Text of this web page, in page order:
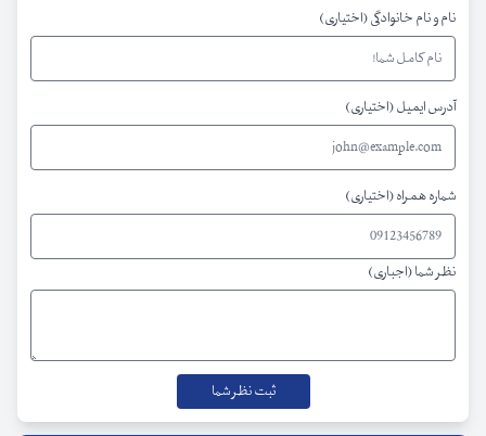
نام و نام خانوادگی (اختیاری)
آدرس ایمیل (اختیاری)
شماره همراه (اختیاری)
نظر شما (اجباری)